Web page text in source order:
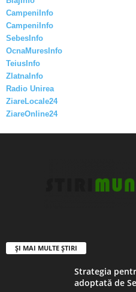
CampeniInfo
CampeniInfo
SebesInfo
OcnaMuresInfo
TeiusInfo
ZlatnaInfo
Radio Unirea
ZiareLocale24
ZiareOnline24
ȘI MAI MULTE ȘTIRI
Strategia
adoptată de